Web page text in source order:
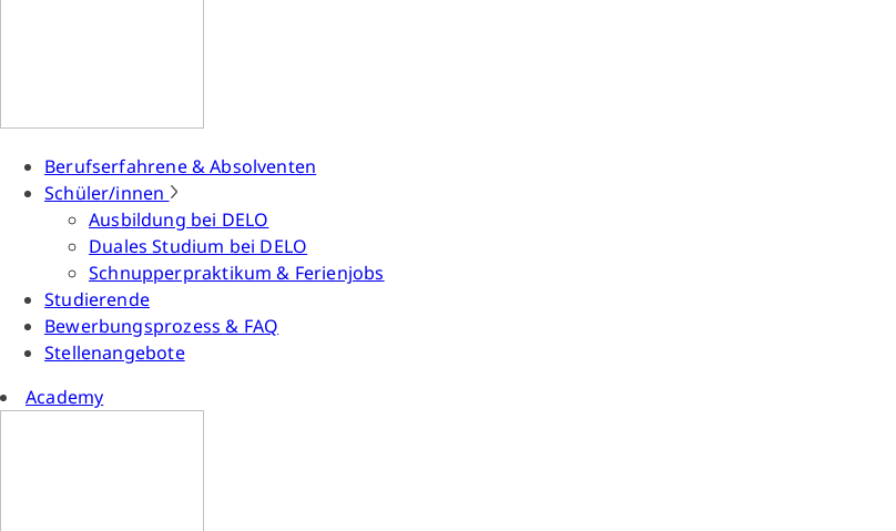
Berufserfahrene & Absolventen
Schüler/innen
Ausbildung bei DELO
Duales Studium bei DELO
Schnupperpraktikum & Ferienjobs
Studierende
Bewerbungsprozess & FAQ
Stellenangebote
Academy